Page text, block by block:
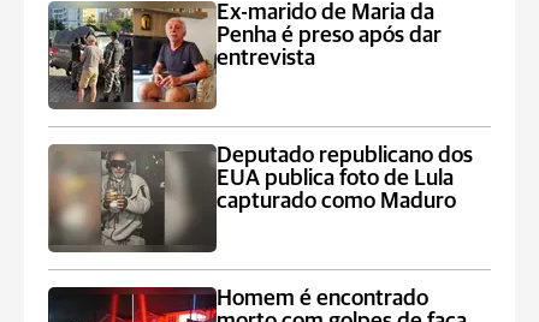
Ex-marido de Maria da
Penha é preso após dar
entrevista
Deputado republicano dos
EUA publica foto de Lula
capturado como Maduro
Homem é encontrado